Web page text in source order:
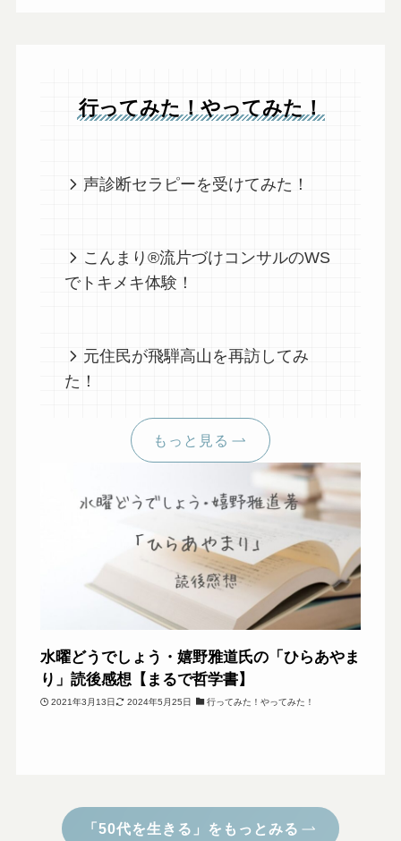
行ってみた！やってみた！
声診断セラピーを受けてみた！
こんまり®︎流片づけコンサルのWS
でトキメキ体験！
元住民が飛騨高山を再訪してみ
た！
もっと見る
水曜どうでしょう・嬉野雅道氏の「ひらあやま
り」読後感想【まるで哲学書】
2021年3月13日 2024年5月25日 行ってみた！やってみた！
「50代を生きる」をもっとみる